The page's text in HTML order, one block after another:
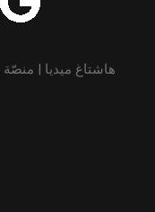
هاشتاغ ميديا | منصّة